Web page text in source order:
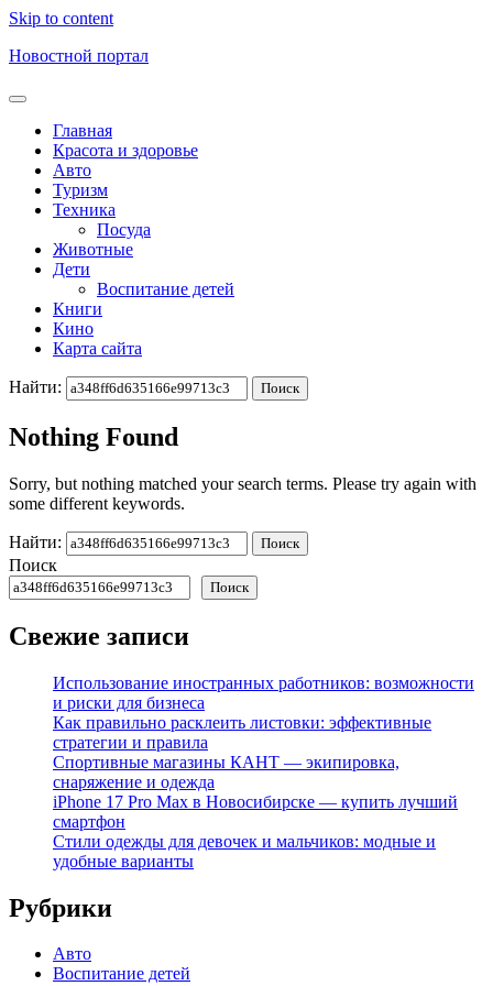
Skip to content
Новостной портал
Главная
Красота и здоровье
Авто
Туризм
Техника
Посуда
Животные
Дети
Воспитание детей
Книги
Кино
Карта сайта
Найти:
Nothing Found
Sorry, but nothing matched your search terms. Please try again with
some different keywords.
Найти:
Поиск
Поиск
Свежие записи
Использование иностранных работников: возможности
и риски для бизнеса
Как правильно расклеить листовки: эффективные
стратегии и правила
Спортивные магазины КАНТ — экипировка,
снаряжение и одежда
iPhone 17 Pro Max в Новосибирске — купить лучший
смартфон
Стили одежды для девочек и мальчиков: модные и
удобные варианты
Рубрики
Авто
Воспитание детей